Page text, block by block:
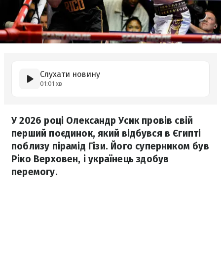
Слухати новину
01:01 хв
У 2026 році Олександр Усик провів свій
перший поєдинок, який відбувся в Єгипті
поблизу пірамід Гізи. Його суперником був
Ріко Верховен, і українець здобув
перемогу.